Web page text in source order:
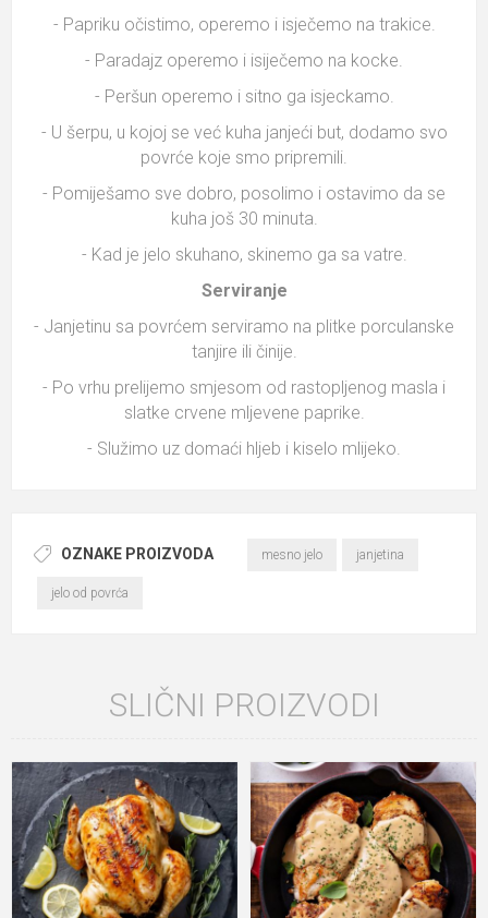
- Papriku očistimo, operemo i isječemo na trakice.
- Paradajz operemo i isiječemo na kocke.
- Peršun operemo i sitno ga isjeckamo.
- U šerpu, u kojoj se već kuha janjeći but, dodamo svo
povrće koje smo pripremili.
- Pomiješamo sve dobro, posolimo i ostavimo da se
kuha još 30 minuta.
- Kad je jelo skuhano, skinemo ga sa vatre.
Serviranje
- Janjetinu sa povrćem serviramo na plitke porculanske
tanjire ili činije.
- Po vrhu prelijemo smjesom od rastopljenog masla i
slatke crvene mljevene paprike.
- Služimo uz domaći hljeb i kiselo mlijeko.
OZNAKE PROIZVODA mesno jelo janjetina
jelo od povrća
SLIČNI PROIZVODI